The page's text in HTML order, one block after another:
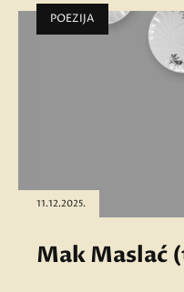
POEZIJA
11.12.2025.
Mak Maslać